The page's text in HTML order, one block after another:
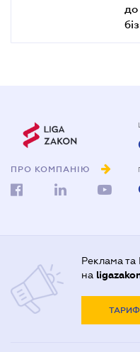
до
ПРО КОМПАНІЮ
Реклама та
на